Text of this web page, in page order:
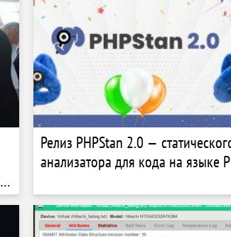
Релиз PHPStan 2.0 —
анализатора для кода на языке